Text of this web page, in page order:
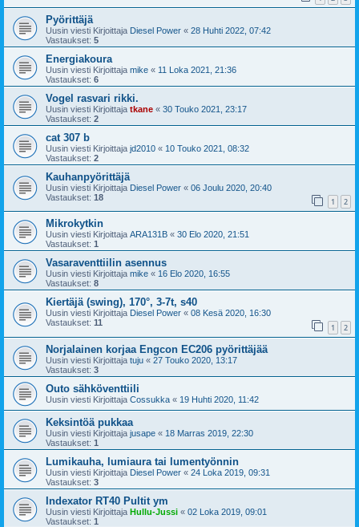
Pyörittäjä
Uusin viesti Kirjoittaja Diesel Power « 28 Huhti 2022, 07:42
Vastaukset: 5
Energiakoura
Uusin viesti Kirjoittaja mike « 11 Loka 2021, 21:36
Vastaukset: 6
Vogel rasvari rikki.
Uusin viesti Kirjoittaja tkane « 30 Touko 2021, 23:17
Vastaukset: 2
cat 307 b
Uusin viesti Kirjoittaja jd2010 « 10 Touko 2021, 08:32
Vastaukset: 2
Kauhanpyörittäjä
Uusin viesti Kirjoittaja Diesel Power « 06 Joulu 2020, 20:40
Vastaukset: 18 1 2
Mikrokytkin
Uusin viesti Kirjoittaja ARA131B « 30 Elo 2020, 21:51
Vastaukset: 1
Vasaraventtiilin asennus
Uusin viesti Kirjoittaja mike « 16 Elo 2020, 16:55
Vastaukset: 8
Kiertäjä (swing), 170°, 3-7t, s40
Uusin viesti Kirjoittaja Diesel Power « 08 Kesä 2020, 16:30
Vastaukset: 11 1 2
Norjalainen korjaa Engcon EC206 pyörittäjää
Uusin viesti Kirjoittaja tuju « 27 Touko 2020, 13:17
Vastaukset: 3
Outo sähköventtiili
Uusin viesti Kirjoittaja Cossukka « 19 Huhti 2020, 11:42
Keksintöä pukkaa
Uusin viesti Kirjoittaja jusape « 18 Marras 2019, 22:30
Vastaukset: 1
Lumikauha, lumiaura tai lumentyönnin
Uusin viesti Kirjoittaja Diesel Power « 24 Loka 2019, 09:31
Vastaukset: 3
Indexator RT40 Pultit ym
Uusin viesti Kirjoittaja Hullu-Jussi « 02 Loka 2019, 09:01
Vastaukset: 1